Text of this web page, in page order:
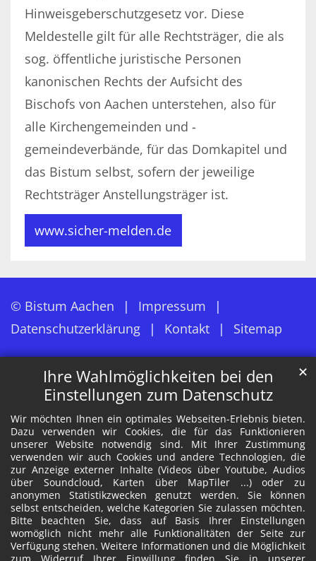
Ihre Wahlmöglichkeiten bei den
Einstellungen zum Datenschutz
Wir möchten Ihnen ein optimales Webseiten-Erlebnis bieten.
Dazu verwenden wir Cookies, die für das Funktionieren
unserer Website notwendig sind. Mit Ihrer Zustimmung
verwenden wir auch Cookies und andere Technologien, die
zur Anzeige externer Inhalte (Videos über Youtube, Audios
über Soundcloud, Karten über MapTiler ...) oder zu
anonymen Statistikzwecken genutzt werden. Sie können
selbst entscheiden, welche Kategorien Sie zulassen möchten.
Bitte beachten Sie, dass auf Basis Ihrer Einstellungen
womöglich nicht mehr alle Funktionalitäten der Seite zur
Verfügung stehen. Weitere Informationen und die Möglichkeit
✕
Hinweisgeberschutzgesetz vor. Diese
Meldestelle gilt für alle Rechtsträger, die als
sog. öffentliche juristische Personen
kanonischen Rechts der Aufsicht des
Bischofs von Aachen unterstehen, also für
alle Kirchengemeinden und -
gemeindeverbände, für das Domkapitel und
das Bistum selbst, sofern der jeweilige
Rechtsträger Anstellungsträger ist.
www.sicher-melden.de
© Bistum Aachen
Impressum
Datenschutzerklärung
Kontakt Sitemap